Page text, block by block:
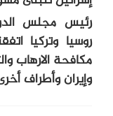
رئيس مجلس
روسيا وتركيا
مكافحة الارهاب
وإيران وأطراف